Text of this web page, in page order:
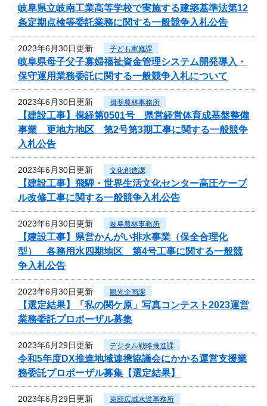
岐阜県立岐南工業高等学校で実施する建築基準法第12
条定期点検等委託業務に関する一般競争入札公告
2023年6月30日更新 子ども家庭課
岐阜県母子父子寡婦福祉資金管理システム開発導入・
保守運用業務委託に関する一般競争入札について
2023年6月30日更新 揖斐農林事務所
【建設工事】揖経第0501号 県営経営体育成基盤整備
事業 更地方地区 第2号第3期工事に関する一般競争
入札公告
2023年6月30日更新 文化創造課
【建設工事】飛騨・世界生活文化センター高圧ケーブ
ル改修工事に関する一般競争入札公告
2023年6月30日更新 岐阜農林事務所
【建設工事】県営かんがい排水事業（保全合理化
型） 各務用水四期地区 第4号工事に関する一般競
争入札公告
2023年6月30日更新 観光企画課
【選定結果】「私の関ケ原」写真コンテスト2023運営
業務委託プロポーザル募集
2023年6月29日更新 デジタル戦略推進課
令和5年度DX推進地域連携協議会にかかる運営支援業
務委託プロポーザル募集【選定結果】
2023年6月29日更新 東部広域水道事務所